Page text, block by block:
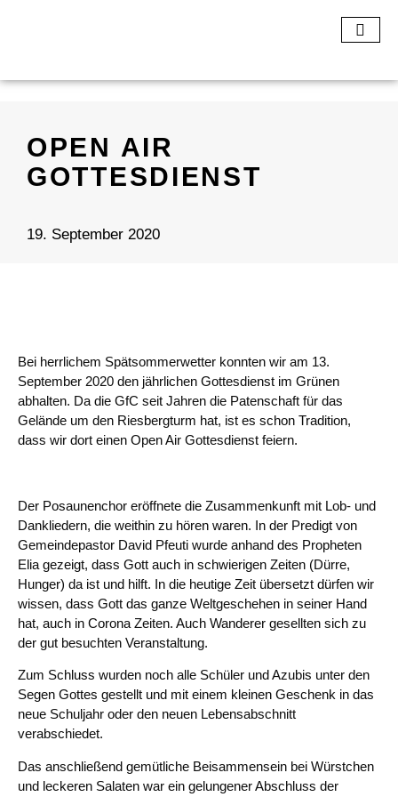
OPEN AIR
GOTTESDIENST
19. September 2020
Bei herrlichem Spätsommerwetter konnten wir am 13.
September 2020 den jährlichen Gottesdienst im Grünen
abhalten. Da die GfC seit Jahren die Patenschaft für das
Gelände um den Riesbergturm hat, ist es schon Tradition,
dass wir dort einen Open Air Gottesdienst feiern.
Der Posaunenchor eröffnete die Zusammenkunft mit Lob- und
Dankliedern, die weithin zu hören waren. In der Predigt von
Gemeindepastor David Pfeuti wurde anhand des Propheten
Elia gezeigt, dass Gott auch in schwierigen Zeiten (Dürre,
Hunger) da ist und hilft. In die heutige Zeit übersetzt dürfen wir
wissen, dass Gott das ganze Weltgeschehen in seiner Hand
hat, auch in Corona Zeiten. Auch Wanderer gesellten sich zu
der gut besuchten Veranstaltung.
Zum Schluss wurden noch alle Schüler und Azubis unter den
Segen Gottes gestellt und mit einem kleinen Geschenk in das
neue Schuljahr oder den neuen Lebensabschnitt
verabschiedet.
Das anschließend gemütliche Beisammensein bei Würstchen
und leckeren Salaten war ein gelungener Abschluss der